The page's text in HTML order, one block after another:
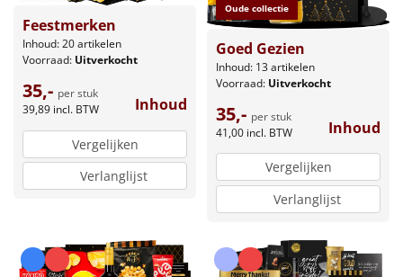
Feestmerken
Inhoud: 20 artikelen
Voorraad: Uitverkocht
35,- per stuk
39,89 incl. BTW Inhoud
Vergelijken
Verlanglijst
Oude collectie
Goed Gezien
Inhoud: 13 artikelen
Voorraad: Uitverkocht
35,- per stuk
41,00 incl. BTW Inhoud
Vergelijken
Verlanglijst